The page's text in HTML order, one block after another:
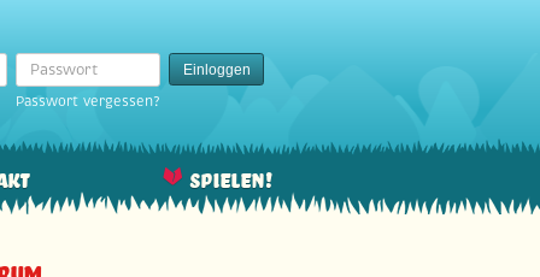
Passwort
Einloggen
Passwort vergessen?
Spielen!